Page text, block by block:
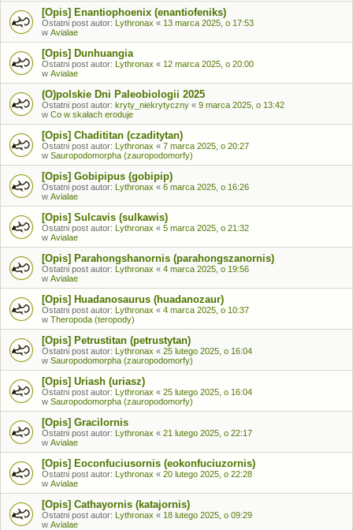
[Opis] Enantiophoenix (enantiofeniks)
Ostatni post autor: Lythronax « 13 marca 2025, o 17:53
w Avialae
[Opis] Dunhuangia
Ostatni post autor: Lythronax « 12 marca 2025, o 20:00
w Avialae
(O)polskie Dni Paleobiologii 2025
Ostatni post autor: kryty_niekrytyczny « 9 marca 2025, o 13:42
w Co w skałach eroduje
[Opis] Chadititan (czaditytan)
Ostatni post autor: Lythronax « 7 marca 2025, o 20:27
w Sauropodomorpha (zauropodomorfy)
[Opis] Gobipipus (gobipip)
Ostatni post autor: Lythronax « 6 marca 2025, o 16:26
w Avialae
[Opis] Sulcavis (sulkawis)
Ostatni post autor: Lythronax « 5 marca 2025, o 21:32
w Avialae
[Opis] Parahongshanornis (parahongszanornis)
Ostatni post autor: Lythronax « 4 marca 2025, o 19:56
w Avialae
[Opis] Huadanosaurus (huadanozaur)
Ostatni post autor: Lythronax « 4 marca 2025, o 10:37
w Theropoda (teropody)
[Opis] Petrustitan (petrustytan)
Ostatni post autor: Lythronax « 25 lutego 2025, o 16:04
w Sauropodomorpha (zauropodomorfy)
[Opis] Uriash (uriasz)
Ostatni post autor: Lythronax « 25 lutego 2025, o 16:04
w Sauropodomorpha (zauropodomorfy)
[Opis] Gracilornis
Ostatni post autor: Lythronax « 21 lutego 2025, o 22:17
w Avialae
[Opis] Eoconfuciusornis (eokonfuciuzornis)
Ostatni post autor: Lythronax « 20 lutego 2025, o 22:28
w Avialae
[Opis] Cathayornis (katajornis)
Ostatni post autor: Lythronax « 18 lutego 2025, o 09:29
w Avialae